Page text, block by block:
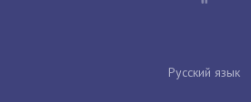
Русский язык